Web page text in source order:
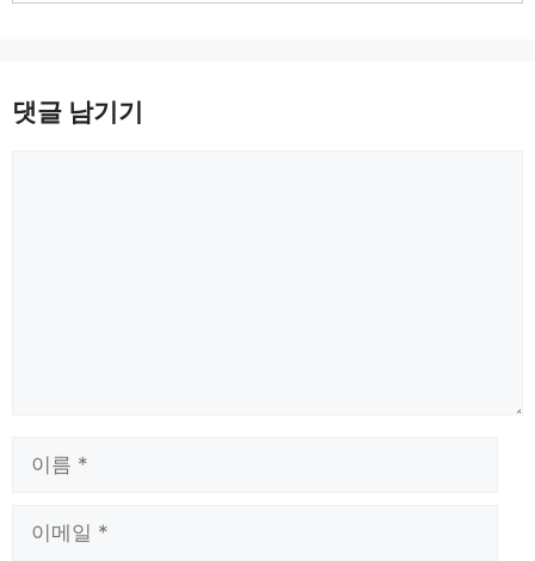
댓글 남기기